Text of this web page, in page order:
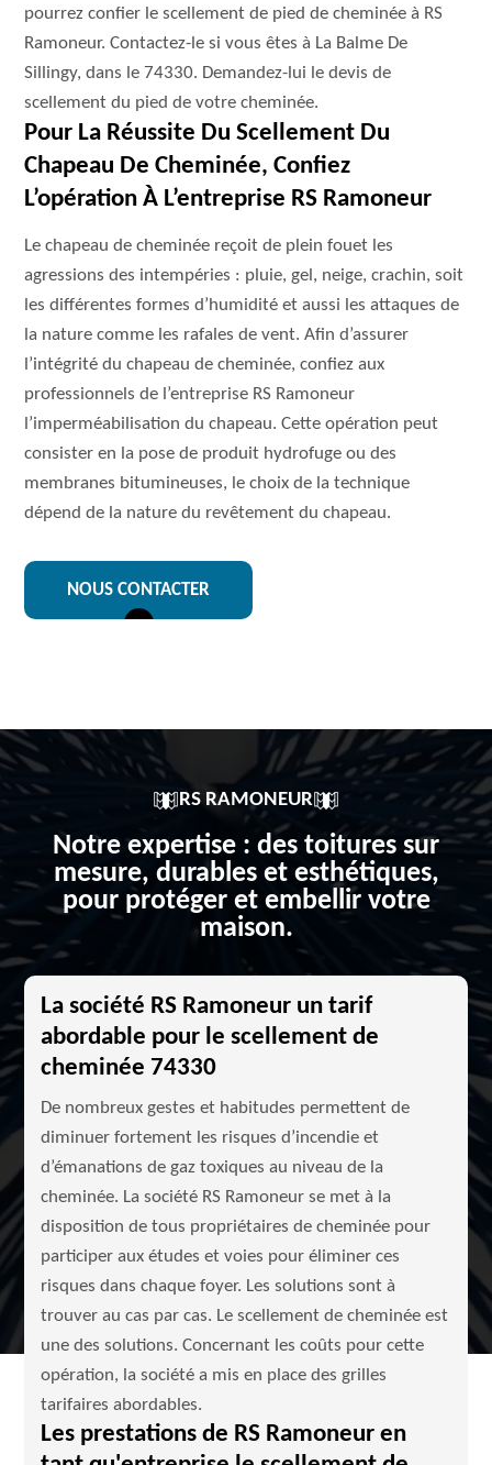
pourrez confier le scellement de pied de cheminée à RS
Ramoneur. Contactez-le si vous êtes à La Balme De
Sillingy, dans le 74330. Demandez-lui le devis de
scellement du pied de votre cheminée.
Pour La Réussite Du Scellement Du
Chapeau De Cheminée, Confiez
L’opération À L’entreprise RS Ramoneur
Le chapeau de cheminée reçoit de plein fouet les
agressions des intempéries : pluie, gel, neige, crachin, soit
les différentes formes d’humidité et aussi les attaques de
la nature comme les rafales de vent. Afin d’assurer
l’intégrité du chapeau de cheminée, confiez aux
professionnels de l’entreprise RS Ramoneur
l’imperméabilisation du chapeau. Cette opération peut
consister en la pose de produit hydrofuge ou des
membranes bitumineuses, le choix de la technique
dépend de la nature du revêtement du chapeau.
NOUS CONTACTER
RS RAMONEUR
Notre expertise : des toitures sur
mesure, durables et esthétiques,
pour protéger et embellir votre
maison.
La société RS Ramoneur un tarif
abordable pour le scellement de
cheminée 74330
De nombreux gestes et habitudes permettent de
diminuer fortement les risques d’incendie et
d’émanations de gaz toxiques au niveau de la
cheminée. La société RS Ramoneur se met à la
disposition de tous propriétaires de cheminée pour
participer aux études et voies pour éliminer ces
risques dans chaque foyer. Les solutions sont à
trouver au cas par cas. Le scellement de cheminée est
une des solutions. Concernant les coûts pour cette
opération, la société a mis en place des grilles
tarifaires abordables.
Les prestations de RS Ramoneur en